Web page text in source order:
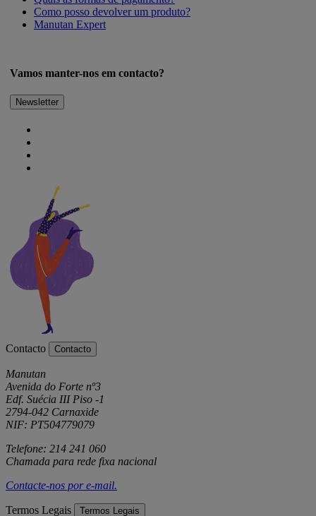
Como posso devolver um produto?
Manutan Expert
Vamos manter-nos em contacto?
Newsletter
Contacto Contacto
Manutan
Avenida do Forte nº3
Edf. Suécia III Piso -1
2794-042 Carnaxide
NIF: PT504779079
Telefone: 214 241 060
Chamada para rede fixa nacional
Contacte-nos pore-mail.
Termos Legais Termos Legais